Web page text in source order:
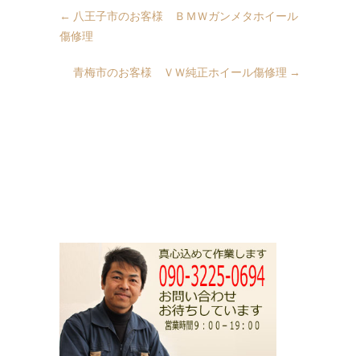
← 八王子市のお客様 ＢＭＷガンメタホイール
傷修理
青梅市のお客様 ＶＷ純正ホイール傷修理 →